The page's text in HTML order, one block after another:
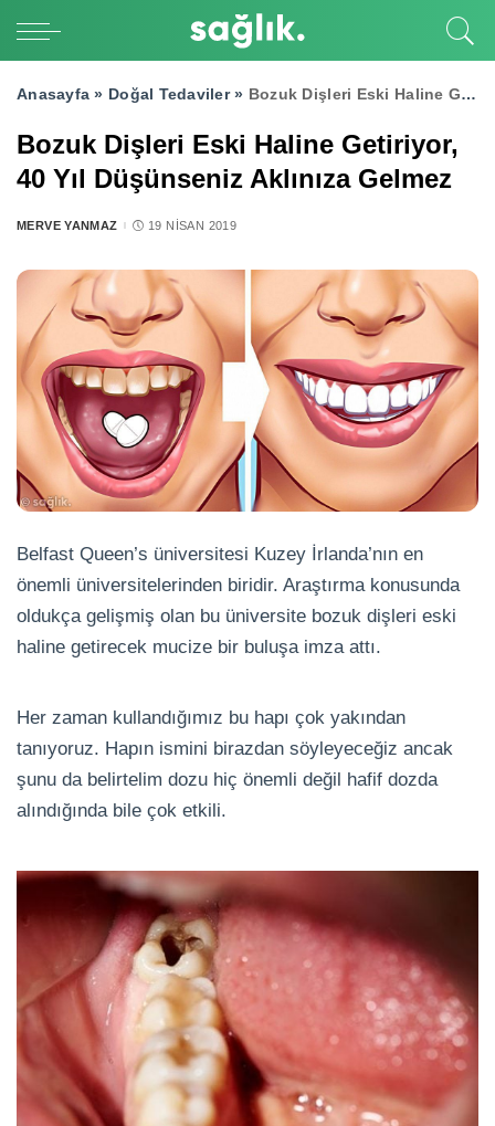
Anasayfa » Doğal Tedaviler» Bozuk Dişleri Eski Haline Getiriyor, 40 Yıl Düşünseniz Aklınıza Gelmez
Bozuk Dişleri Eski Haline Getiriyor,
40 Yıl Düşünseniz Aklınıza Gelmez
POSTED
MERVE YANMAZ 19 NISAN 2019
Belfast Queen’s üniversitesi Kuzey İrlanda’nın en
önemli üniversitelerinden biridir. Araştırma konusunda
oldukça gelişmiş olan bu üniversite bozuk dişleri eski
haline getirecek mucize bir buluşa imza attı.
Her zaman kullandığımız bu hapı çok yakından
tanıyoruz. Hapın ismini birazdan söyleyeceğiz ancak
şunu da belirtelim dozu hiç önemli değil hafif dozda
alındığında bile çok etkili.